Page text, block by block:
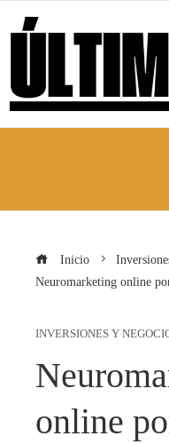
Inicio
Neuromarketing online
INVERSIONES Y
online